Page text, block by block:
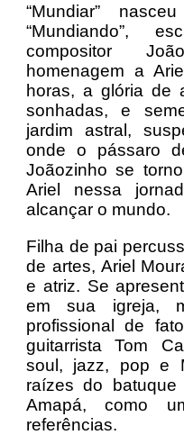
“Mundiar”
“Mundiando”,
compositor
homenagem a
horas, a glória de
sonhadas, e
jardim astral,
onde o pássaro
Joãozinho se
Ariel nessa
alcançar o mundo.
Filha de pai
de artes, Ariel
e atriz. Se
em sua igreja,
profissional de
guitarrista Tom
soul, jazz, pop e
raízes do
Amapá, como
referências.